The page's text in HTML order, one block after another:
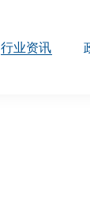
行业资讯